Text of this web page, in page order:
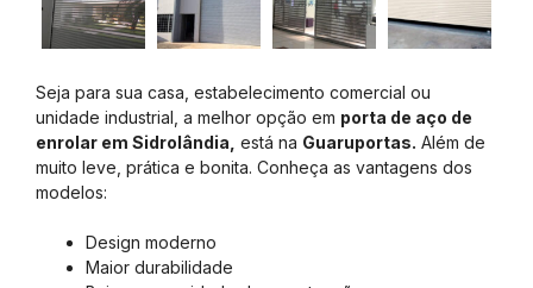
Seja para sua casa, estabelecimento comercial ou
unidade industrial, a melhor opção em porta de aço de
enrolar em Sidrolândia, está na Guaruportas. Além de
muito leve, prática e bonita. Conheça as vantagens dos
modelos:
Design moderno
Maior durabilidade